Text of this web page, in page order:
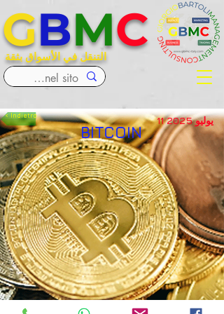
التنقل في الأسواق بثقة
GBMC
< Indietro
BITCOIN
11 يوليو 2025